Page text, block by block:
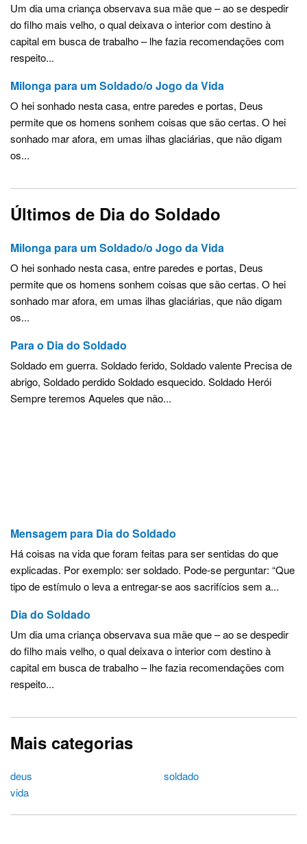
Um dia uma criança observava sua mãe que – ao se despedir
do filho mais velho, o qual deixava o interior com destino à
capital em busca de trabalho – lhe fazia recomendações com
respeito...
Milonga para um Soldado/o Jogo da Vida
O hei sonhado nesta casa, entre paredes e portas, Deus
permite que os homens sonhem coisas que são certas. O hei
sonhado mar afora, em umas ilhas glaciárias, que não digam
os...
Últimos de Dia do Soldado
Milonga para um Soldado/o Jogo da Vida
O hei sonhado nesta casa, entre paredes e portas, Deus
permite que os homens sonhem coisas que são certas. O hei
sonhado mar afora, em umas ilhas glaciárias, que não digam
os...
Para o Dia do Soldado
Soldado em guerra. Soldado ferido, Soldado valente Precisa de
abrigo, Soldado perdido Soldado esquecido. Soldado Herói
Sempre teremos Aqueles que não...
Mensagem para Dia do Soldado
Há coisas na vida que foram feitas para ser sentidas do que
explicadas. Por exemplo: ser soldado. Pode-se perguntar: “Que
tipo de estímulo o leva a entregar-se aos sacrifícios sem a...
Dia do Soldado
Um dia uma criança observava sua mãe que – ao se despedir
do filho mais velho, o qual deixava o interior com destino à
capital em busca de trabalho – lhe fazia recomendações com
respeito...
Mais categorias
deus
soldado
vida